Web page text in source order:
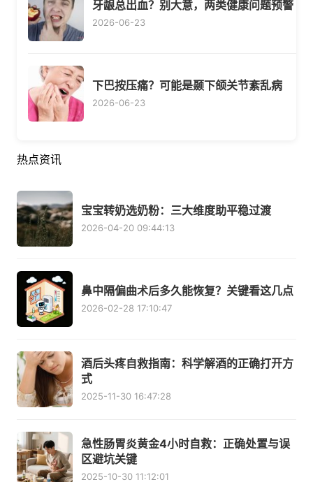
牙龈总出血？别大意，两类健康问题预警
2026-06-23
下巴按压痛？可能是颞下颌关节紊乱病
2026-06-23
热点资讯
宝宝转奶选奶粉：三大维度助平稳过渡
2026-04-20 09:44:13
鼻中隔偏曲术后多久能恢复？关键看这几点
2026-02-28 17:10:47
酒后头疼自救指南：科学解酒的正确打开方
式
2025-11-30 16:47:28
急性肠胃炎黄金4小时自救：正确处置与误
区避坑关键
2025-10-30 11:12:01